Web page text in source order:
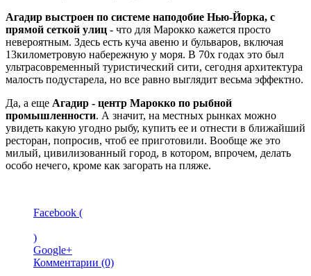
Агадир выстроен по системе наподобие Нью-Йорка, с
прямой сеткой улиц - что для Марокко кажется просто
невероятным. Здесь есть куча авеню и бульваров, включая
13километровую набережную у моря. В 70х годах это был
ультрасовременный туристический сити, сегодня архитектура
малость подустарела, но все равно выглядит весьма эффектно.
Да, а еще Агадир - центр Марокко по рыбной
промышленности. А значит, на местных рынках можно
увидеть какую угодно рыбу, купить ее и отнести в ближайший
ресторан, попросив, чтоб ее приготовили. Вообще же это
милый, цивилизованный город, в котором, впрочем, делать
особо нечего, кроме как загорать на пляже.
Facebook (
)
Google+
Комментарии (0)